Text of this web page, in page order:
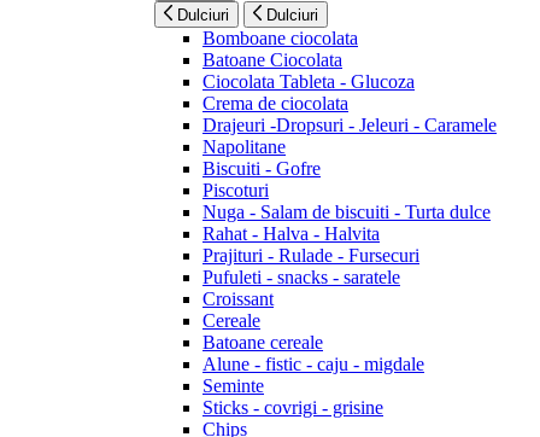
Dulciuri Dulciuri
Bomboane ciocolata
Batoane Ciocolata
Ciocolata Tableta - Glucoza
Crema de ciocolata
Drajeuri -Dropsuri - Jeleuri - Caramele
Napolitane
Biscuiti - Gofre
Piscoturi
Nuga - Salam de biscuiti - Turta dulce
Rahat - Halva - Halvita
Prajituri - Rulade - Fursecuri
Pufuleti - snacks - saratele
Croissant
Cereale
Batoane cereale
Alune - fistic - caju - migdale
Seminte
Sticks - covrigi - grisine
Chips